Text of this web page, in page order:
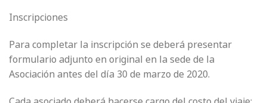
Inscripciones
Para completar la inscripción se deberá presentar
formulario adjunto en original en la sede de la
Asociación antes del día 30 de marzo de 2020.